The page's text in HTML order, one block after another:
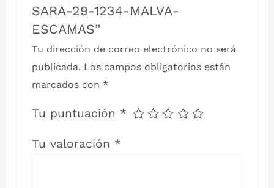
SARA-29-1234-MALVA-
ESCAMAS”
Tu dirección de correo electrónico no será
publicada. Los campos obligatorios están
marcados con *
Tu puntuación *
Tu valoración *